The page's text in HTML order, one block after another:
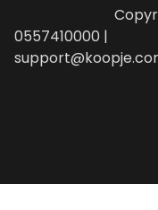
0557410000 |